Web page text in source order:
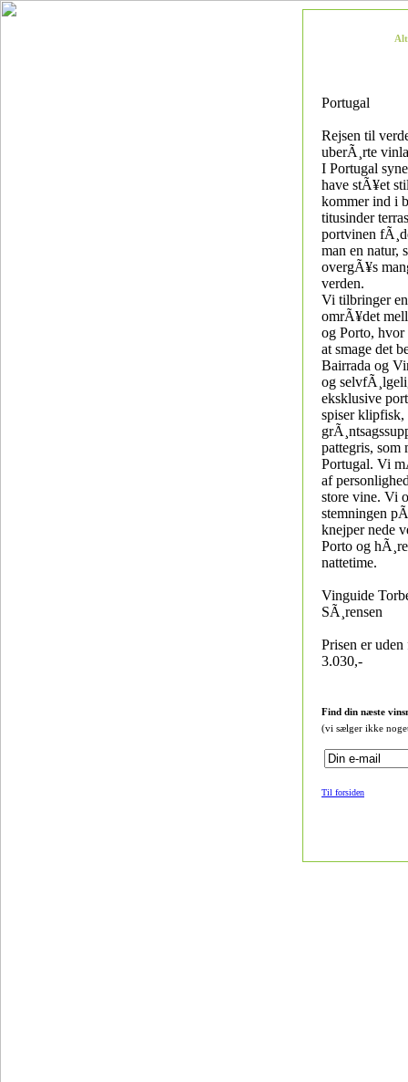
Portugal
Rejsen til
uberÃ¸rte
I Portugal
have stÃ¥et
kommer ind i
titusinder
portvinen
man en natur,
overgÃ¥s
verden.
Vi tilbringer
omrÃ¥det
og Porto,
at smage det
Bairrada og
og
eksklusive
spiser klipfisk,
pattegris, som
Portugal. Vi
af
store vine. Vi
stemningen
knejper nede
Porto og
nattetime.
Vinguide
SÃ¸rensen
Prisen er
3.030,-
Find din næste
(vi sælger ikke
Til forsiden